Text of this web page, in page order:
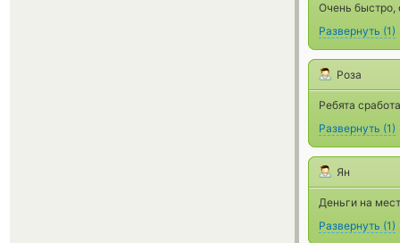
Очень быстро,
Развернуть (1)
Роза
Ребята
Развернуть (1)
Ян
Деньги на
Развернуть (1)